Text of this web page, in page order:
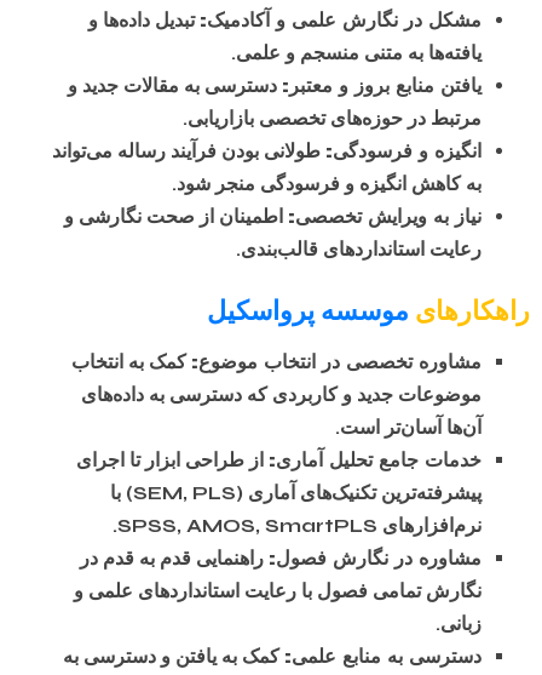
مشکل در نگارش علمی و آکادمیک: تبدیل داده‌ها و
یافته‌ها به متنی منسجم و علمی.
یافتن منابع بروز و معتبر: دسترسی به مقالات جدید و
مرتبط در حوزه‌های تخصصی بازاریابی.
انگیزه و فرسودگی: طولانی بودن فرآیند رساله می‌تواند
به کاهش انگیزه و فرسودگی منجر شود.
نیاز به ویرایش تخصصی: اطمینان از صحت نگارشی و
رعایت استانداردهای قالب‌بندی.
راهکارهای موسسه پرواسکیل
مشاوره تخصصی در انتخاب موضوع: کمک به انتخاب
موضوعات جدید و کاربردی که دسترسی به داده‌های
آن‌ها آسان‌تر است.
خدمات جامع تحلیل آماری: از طراحی ابزار تا اجرای
پیشرفته‌ترین تکنیک‌های آماری (SEM, PLS) با
نرم‌افزارهای SPSS, AMOS, SmartPLS.
مشاوره در نگارش فصول: راهنمایی قدم به قدم در
نگارش تمامی فصول با رعایت استانداردهای علمی و
زبانی.
دسترسی به منابع علمی: کمک به یافتن و دسترسی به